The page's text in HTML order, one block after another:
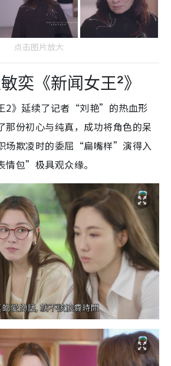
点击图片放大
奕《新闻女王²》
2》延续了记者“刘艳”的热血形
那份初心与纯真，成功将角色的呆
场欺凌时的委屈“扁嘴样”演得入
包”极具观众缘。